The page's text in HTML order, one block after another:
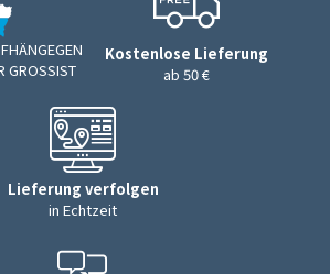
GROSSIST
Kostenlose Lieferung
ab 50 €
Lieferung verfolgen
in Echtzeit